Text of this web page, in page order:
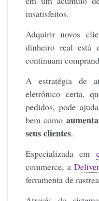
insatisfeitos.
Adquirir novos
dinheiro real está
continuam
A estratégia de
eletrônico certa,
pedidos, pode
bem como
seus clientes.
Especializada em
commerce, a
ferramenta de